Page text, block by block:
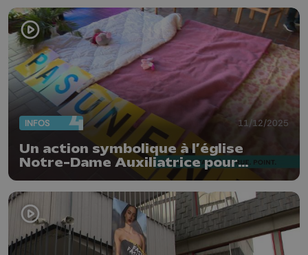
INFOS 11/12/2025
Un action symbolique à l’église
Notre-Dame Auxiliatrice pour
interpeller les autorités